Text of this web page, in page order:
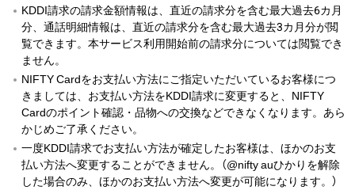
KDDI請求の請求金額情報は、直近の請求分を含む最大過去6カ月
分、通話明細情報は、直近の請求分を含む最大過去3カ月分が閲
覧できます。本サービス利用開始前の請求分については閲覧でき
ません。
NIFTY Cardをお支払い方法にご指定いただいているお客様につ
きましては、お支払い方法をKDDI請求に変更すると、NIFTY
Cardのポイント確認・品物への交換などできなくなります。あら
かじめご了承ください。
一度KDDI請求でお支払い方法が確定したお客様は、ほかのお支
払い方法へ変更することができません。（@nifty auひかりを解除
した場合のみ、ほかのお支払い方法へ変更が可能になります。）